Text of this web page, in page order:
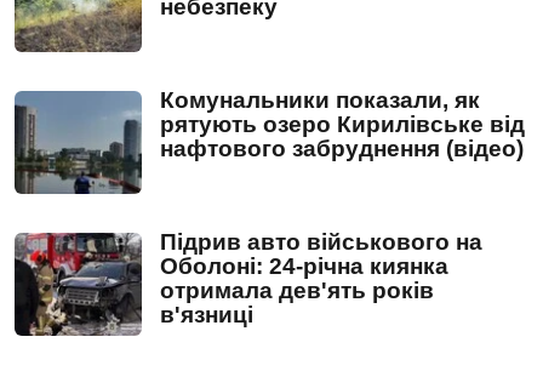
небезпеку
Комунальники показали, як
рятують озеро Кирилівське від
нафтового забруднення (відео)
Підрив авто військового на
Оболоні: 24-річна киянка
отримала дев'ять років
в'язниці